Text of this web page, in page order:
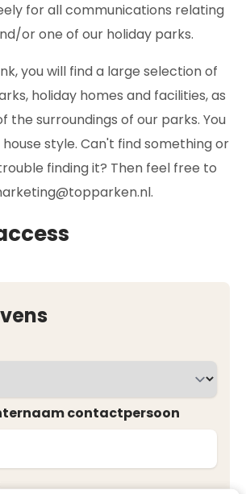
for all communications relating
or one of our holiday parks.
you will find a large selection of
holiday homes and facilities, as
the surroundings of our parks. You
style. Can't find something or
finding it? Then feel free to
contactpersoon